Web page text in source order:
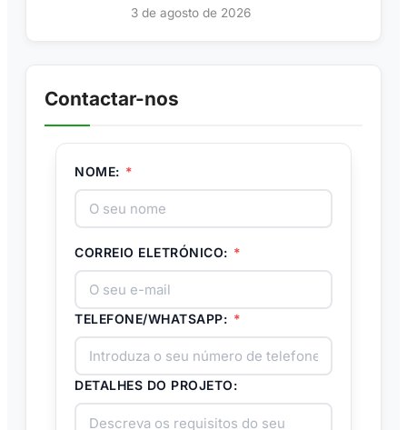
3 de agosto de 2026
Contactar-nos
NOME: *
CORREIO ELETRÓNICO: *
TELEFONE/WHATSAPP: *
DETALHES DO PROJETO: